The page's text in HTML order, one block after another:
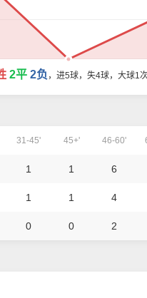
2平 2负 ，进5球，失4球，大球1
31-45' 45+' 46-60'
1 1 6
1 1 4
0 0 2